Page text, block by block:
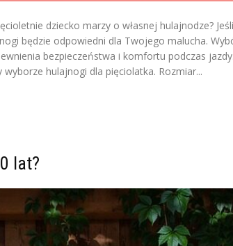
dziecko marzy o własnej hulajnodze?
będzie odpowiedni dla Twojego malucha.
bezpieczeństwa i komfortu podczas
hulajnogi dla pięciolatka. Rozmiar...
lat?